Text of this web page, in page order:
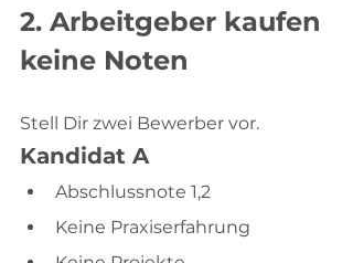
2. Arbeitgeber kaufen
keine Noten
Stell Dir zwei Bewerber vor.
Kandidat A
Abschlussnote 1,2
Keine Praxiserfahrung